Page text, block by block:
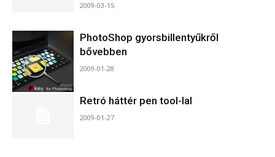
2009-03-15
PhotoShop gyorsbillentyűkről
bővebben
2009-01-28
Retró háttér pen tool-lal
2009-01-27